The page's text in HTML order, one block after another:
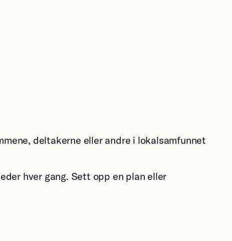
deltakerne eller andre i lokalsamfunnet
hver gang. Sett opp en plan eller